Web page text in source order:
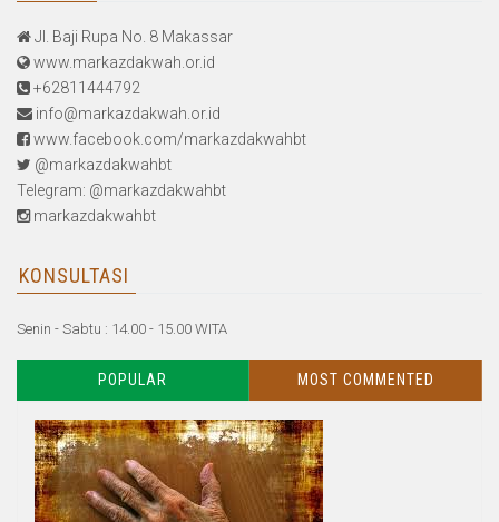
Jl. Baji Rupa No. 8 Makassar
www.markazdakwah.or.id
+62811444792
info@markazdakwah.or.id
www.facebook.com/markazdakwahbt
@markazdakwahbt
Telegram: @markazdakwahbt
markazdakwahbt
KONSULTASI
Senin - Sabtu : 14.00 - 15.00 WITA
POPULAR MOST COMMENTED